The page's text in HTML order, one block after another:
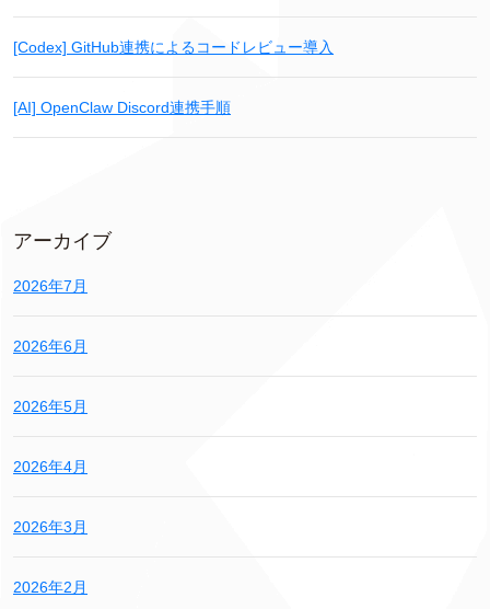
[Codex] GitHub連携によるコードレビュー導入
[AI] OpenClaw Discord連携手順
アーカイブ
2026年7月
2026年6月
2026年5月
2026年4月
2026年3月
2026年2月